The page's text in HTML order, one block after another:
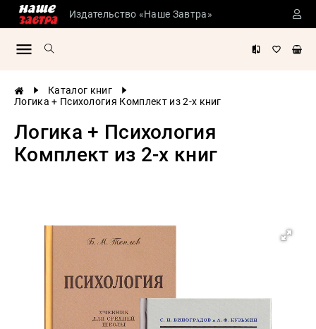
Издательство «Наше Завтра»
Каталог книг
Логика + Психология Комплект из 2-х книг
Логика + Психология
Комплект из 2-х книг
Сталинские
литература
История
России
история
Экономика
Психология
Конспирология